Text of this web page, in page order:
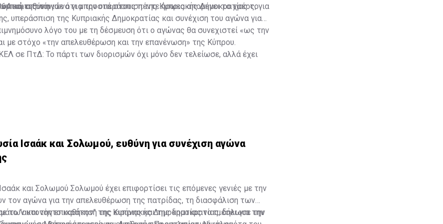
και στον αγώνα για την υπεράσπιση της Κυπριακής Δημοκρατίας το
ευθύνη.τόνισε ότι μπροστά στους πέντε ήρωες απομένει το χρέος, για
υπεράσπιση της Κυπριακής Δημοκρατίας και συνέχιση του αγώνα για
λόγο του με τη δέσμευση ότι ο αγώνας θα συνεχιστεί «ως την
με στόχο «την απελευθέρωση και την επανένωση» της Κύπρου.
σε ΠτΔ: Το πάρτι των διορισμών όχι μόνο δεν τελείωσε, αλλά έχει
Ισαάκ και Σολωμού, ευθύνη για συνέχιση αγώνα
και Σολωμού Σολωμού έχει επιφορτίσει τις επόμενες γενιές με την
τον αγώνα για την απελευθέρωση της πατρίδας, τη διασφάλιση των
και την επικράτηση της ειρήνης και της δημοκρατίας, δήλωσε την
το "αυτονόητο καθήκον" της Κυπριακής Δημοκρατίας να πιέσει για την